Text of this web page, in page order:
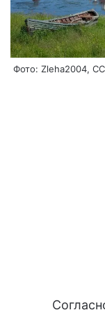
Фото: Zleha2004,